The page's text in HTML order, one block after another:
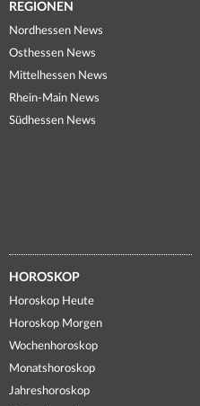
REGIONEN
Nordhessen News
Osthessen News
Mittelhessen News
Rhein-Main News
Südhessen News
HOROSKOP
Horoskop Heute
Horoskop Morgen
Wochenhoroskop
Monatshoroskop
Jahreshoroskop